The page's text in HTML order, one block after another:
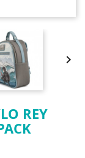

REY